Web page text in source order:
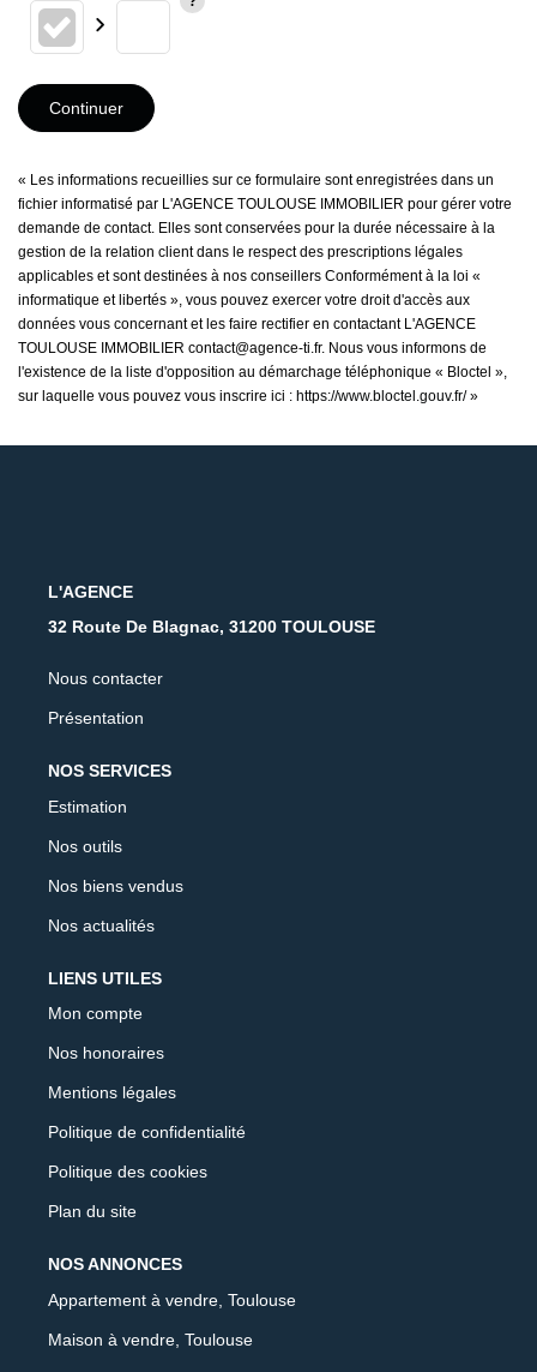
Continuer
« Les informations recueillies sur ce formulaire sont enregistrées dans un
fichier informatisé par L'AGENCE TOULOUSE IMMOBILIER pour gérer votre
demande de contact. Elles sont conservées pour la durée nécessaire à la
gestion de la relation client dans le respect des prescriptions légales
applicables et sont destinées à nos conseillers Conformément à la loi «
informatique et libertés », vous pouvez exercer votre droit d'accès aux
données vous concernant et les faire rectifier en contactant L'AGENCE
TOULOUSE IMMOBILIER contact@agence-ti.fr. Nous vous informons de
l'existence de la liste d'opposition au démarchage téléphonique « Bloctel »,
sur laquelle vous pouvez vous inscrire ici : https://www.bloctel.gouv.fr/»
L'AGENCE
32 Route De Blagnac, 31200 TOULOUSE
Nous contacter
Présentation
NOS SERVICES
Estimation
Nos outils
Nos biens vendus
Nos actualités
LIENS UTILES
Mon compte
Nos honoraires
Mentions légales
Politique de confidentialité
Politique des cookies
Plan du site
NOS ANNONCES
Appartement à vendre, Toulouse
Maison à vendre, Toulouse